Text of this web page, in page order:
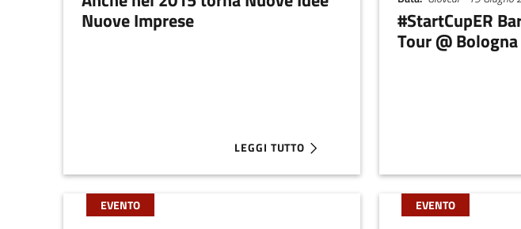
Nuove Imprese
LEGGI TUTTO
ABOUT ANCHE NEL 2015 TORNA NUOVE IDEE
#StartCupER
Tour @
EVENTO
EVENTO